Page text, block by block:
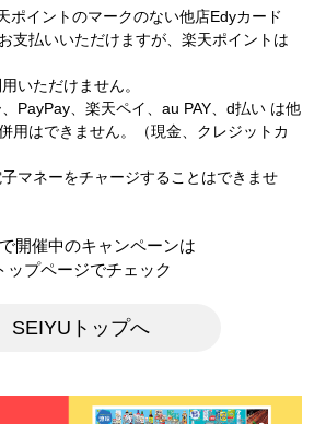
ポイントのマークのない他店Edyカード
支払いいただけますが、楽天ポイントは
いただけません。
PayPay、楽天ペイ、au PAY、d払い は他
用はできません。（現金、クレジットカ
マネーをチャージすることはできませ
開催中のキャンペーンは
ップページでチェック
SEIYUトップへ